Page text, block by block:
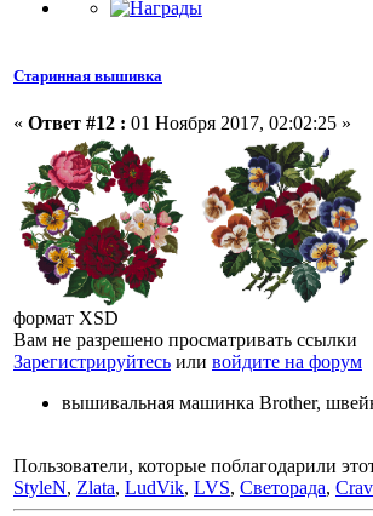
Старинная вышивка
« Ответ #12 : 01 Ноября 2017, 02:02:25 »
формат XSD
Вам не разрешено просматривать ссылки
Зарегистрируйтесь или войдите на форум
вышивальная машинка Brother,
Пользователи, которые поблагодарили
StyleN, Zlata, LudVik, LVS, Светорада,